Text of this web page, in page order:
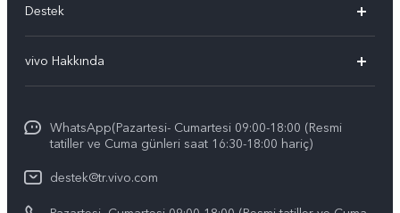
vivo X300
vivo V60 5G
vivo X200 FE
Tüm Modeller
Destek
Yetkili Servis Noktalarımız
IMEI kimlik doğrulaması
Yedek Parçaların Fiyatı
vivo Hakkında
vivo'da Kariyer
Basın
Yasal Bildirimler
WhatsApp(Pazartesi- Cumartesi 09:00-18:00 (Resmi
tatiller ve Cuma günleri saat 16:30-18:00 hariç)
destek@tr.vivo.com